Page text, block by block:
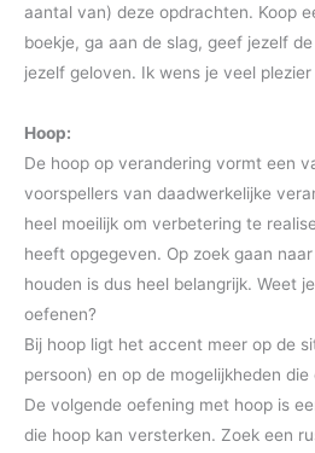
aantal van) deze opdrachten. Koop
boekje, ga aan de slag, geef jezelf
jezelf geloven. Ik wens je veel
Hoop:
De hoop op verandering vormt een
voorspellers van daadwerkelijke
heel moeilijk om verbetering te
heeft opgegeven. Op zoek gaan
houden is dus heel belangrijk. Weet
oefenen?
Bij hoop ligt het accent meer op de
persoon) en op de mogelijkheden die
De volgende oefening met hoop is
die hoop kan versterken. Zoek een